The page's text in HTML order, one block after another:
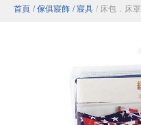
首頁 / 傢俱寢飾 / 寢具 / 床包．床罩